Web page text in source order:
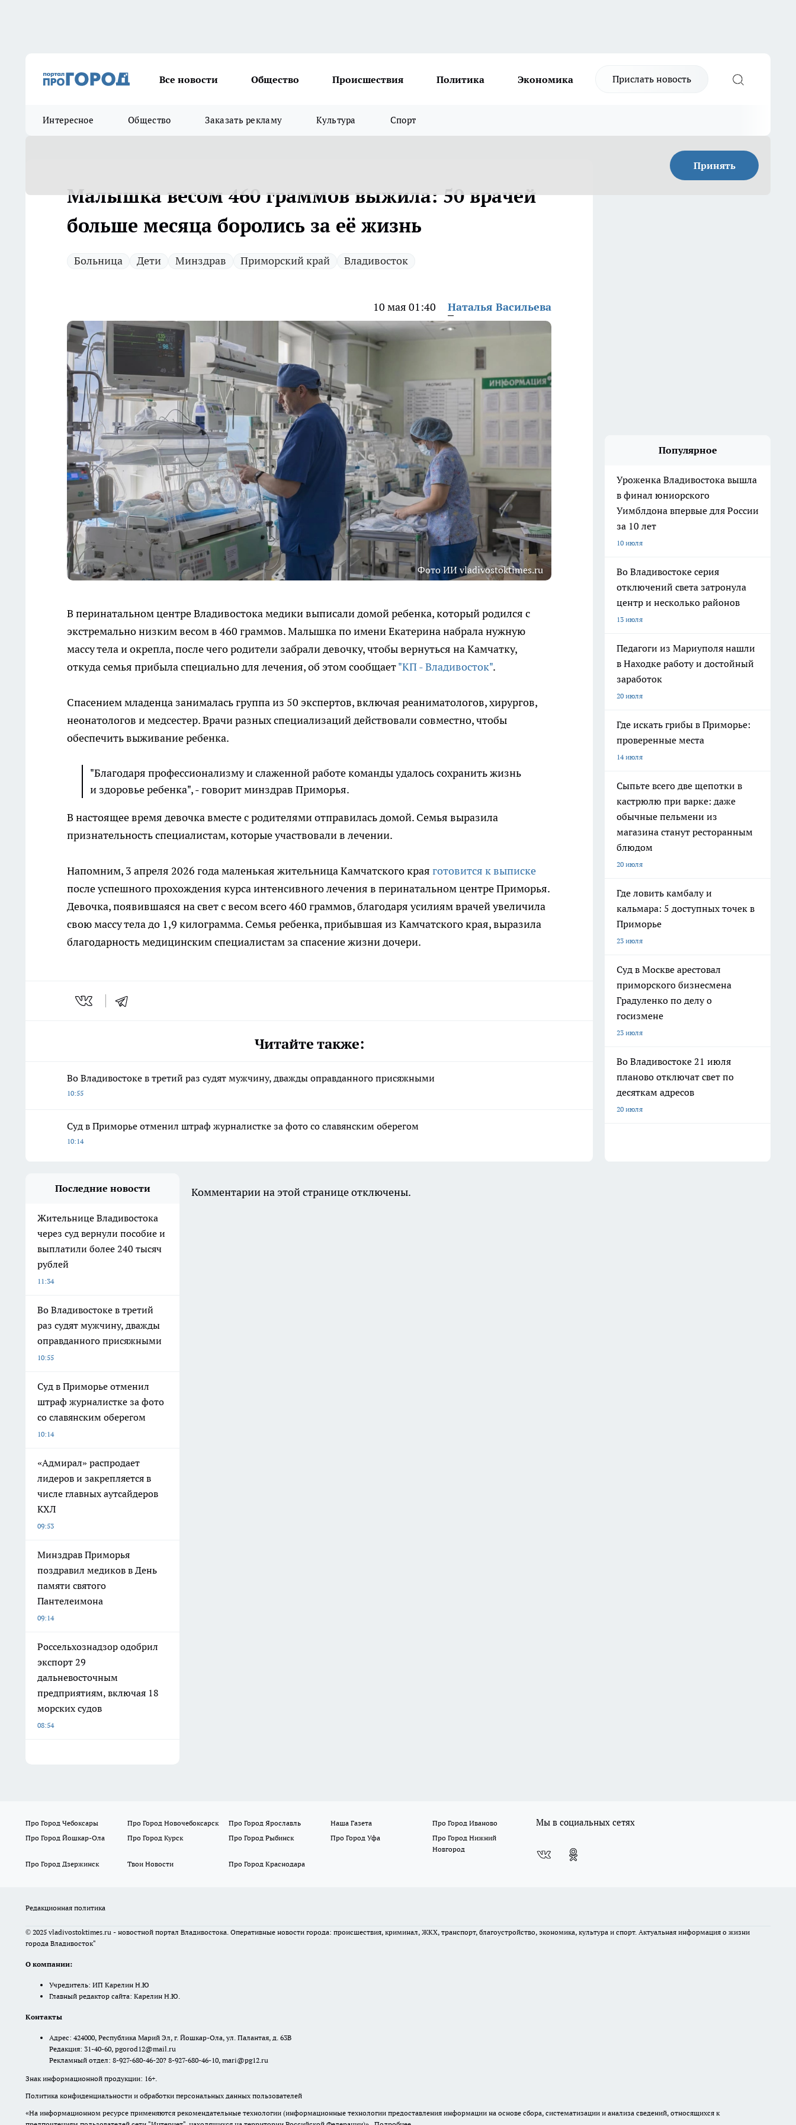
Все новости Общество Происшествия Политика Экономика Прислать новость
Интересное Общество Заказать рекламу Культура Спорт
Принять
Малышка весом 460 граммов выжила: 50 врачей
больше месяца боролись за её жизнь
Больница Дети Минздрав Приморский край Владивосток
10 мая 01:40 Наталья Васильева
Фото ИИ vladivostoktimes.ru
В перинатальном центре Владивостока медики выписали домой ребенка, который родился с
экстремально низким весом в 460 граммов. Малышка по имени Екатерина набрала нужную
массу тела и окрепла, после чего родители забрали девочку, чтобы вернуться на Камчатку,
откуда семья прибыла специально для лечения, об этом сообщает"КП - Владивосток".
Спасением младенца занималась группа из 50 экспертов, включая реаниматологов, хирургов,
неонатологов и медсестер. Врачи разных специализаций действовали совместно, чтобы
обеспечить выживание ребенка.
"Благодаря профессионализму и слаженной работе команды удалось сохранить жизнь
и здоровье ребенка", - говорит минздрав Приморья.
В настоящее время девочка вместе с родителями отправилась домой. Семья выразила
признательность специалистам, которые участвовали в лечении.
Напомним, 3 апреля 2026 года маленькая жительница Камчатского края готовится к выписке
после успешного прохождения курса интенсивного лечения в перинатальном центре Приморья.
Девочка, появившаяся на свет с весом всего 460 граммов, благодаря усилиям врачей увеличила
свою массу тела до 1,9 килограмма. Семья ребенка, прибывшая из Камчатского края, выразила
благодарность медицинским специалистам за спасение жизни дочери.
Читайте также:
Во Владивостоке в третий раз судят мужчину, дважды оправданного присяжными
10:55
Суд в Приморье отменил штраф журналистке за фото со славянским оберегом
10:14
Популярное
Уроженка Владивостока вышла
в финал юниорского
Уимблдона впервые для России
за 10 лет
10 июля
Во Владивостоке серия
отключений света затронула
центр и несколько районов
13 июля
Педагоги из Мариуполя нашли
в Находке работу и достойный
заработок
20 июля
Где искать грибы в Приморье:
проверенные места
14 июля
Сыпьте всего две щепотки в
кастрюлю при варке: даже
обычные пельмени из
магазина станут ресторанным
блюдом
20 июля
Где ловить камбалу и
кальмара: 5 доступных точек в
Приморье
23 июля
Суд в Москве арестовал
приморского бизнесмена
Градуленко по делу о
госизмене
23 июля
Во Владивостоке 21 июля
планово отключат свет по
десяткам адресов
20 июля
Последние новости
Жительнице Владивостока
через суд вернули пособие и
выплатили более 240 тысяч
рублей
11:34
Во Владивостоке в третий
раз судят мужчину, дважды
оправданного присяжными
10:55
Суд в Приморье отменил
штраф журналистке за фото
со славянским оберегом
10:14
«Адмирал» распродает
лидеров и закрепляется в
числе главных аутсайдеров
КХЛ
09:53
Минздрав Приморья
поздравил медиков в День
памяти святого
Пантелеимона
09:14
Россельхознадзор одобрил
экспорт 29
дальневосточным
предприятиям, включая 18
морских судов
08:54
Комментарии на этой странице отключены.
Про Город Чебоксары Про Город Новочебоксарск Про Город Ярославль Наша Газета
Про Город Иваново
Про Город Йошкар-Ола
Про Город Курск Про Город Рыбинск Про Город Уфа
Про Город Нижний
Новгород
Про Город Дзержинск
Твои Новости Про Город Краснодара
Мы в социальных сетях
Редакционная политика
© 2025 vladivostoktimes.ru - новостной портал Владивостока. Оперативные новости города: происшествия, криминал, ЖКХ, транспорт, благоустройство, экономика, культура и спорт. Актуальная информация о жизни
города Владивосток"
О компании:
Учредитель: ИП Карелин Н.Ю
Главный редактор сайта: Карелин Н.Ю.
Контакты
Адрес: 424000, Республика Марий Эл, г. Йошкар-Ола, ул. Палантая, д. 63В
Редакция: 31-40-60, pgorod12@mail.ru
Рекламный отдел: 8-927-680-46-20? 8-927-680-46-10, mari@pg12.ru
Знак информационной продукции: 16+.
Политика конфиденциальности и обработки персональных данных пользователей
«На информационном ресурсе применяются рекомендательные технологии (информационные технологии предоставления информации на основе сбора, систематизации и анализа сведений, относящихся к